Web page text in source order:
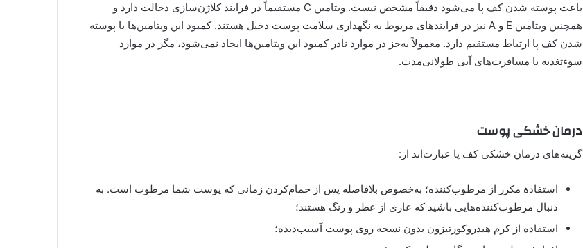
باعث پوسته شدن کف پا می‌شود دقیقاً مشخص نیست. ویتامین C مستقیماً در فرایند کلاژن‌سازی دخالت دارد و
همچنین ویتامین E و A نیز در فرایندهای مربوط به نگهداری سلامت پوست دخیل هستند. کمبود این ویتامین‌ها با پوسته‌
شدن کف پا ارتباط مستقیم دارد. معمولاً به‌جز در موارد نادر کمبود این ویتامین‌ها ایجاد نمی‌شود، مگر در موارد
سوءتغذیه یا مسافرت‌های آبی طولانی‌مدت.
درمان خشکی پوست
گزینه‌های درمان خشکی کف پا عبارت‌اند از:
استفادۀ مکرر از مرطوب‌کننده؛ به‌خصوص بلافاصله پس از حمام‌کردن زمانی که پوست شما مرطوب است. به
دنبال مرطوب‌کننده‌هایی باشید که عاری از عطر و رنگ هستند؛
استفاده از کرم هیدروکورتیزون بدون نسخه روی پوست آسیب‌دیده؛